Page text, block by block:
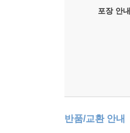
포장 안내
반품/교환 안내